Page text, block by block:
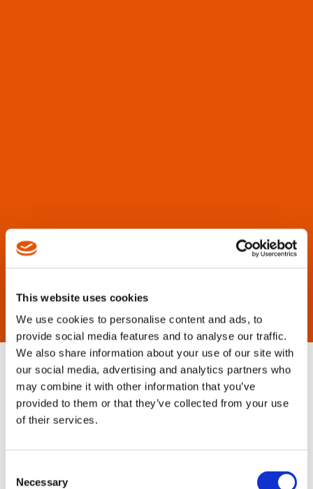
This website uses cookies
We use cookies to personalise content and ads, to
provide social media features and to analyse our traffic.
We also share information about your use of our site with
our social media, advertising and analytics partners who
may combine it with other information that you’ve
provided to them or that they’ve collected from your use
of their services.
Selection
Necessary